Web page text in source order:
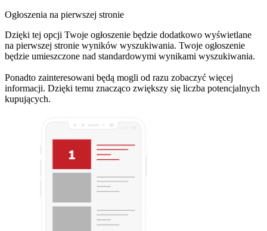
Ogłoszenia na pierwszej stronie
Dzięki tej opcji Twoje ogłoszenie będzie dodatkowo wyświetlane
na pierwszej stronie wyników wyszukiwania. Twoje ogłoszenie
będzie umieszczone nad standardowymi wynikami wyszukiwania.
Ponadto zainteresowani będą mogli od razu zobaczyć więcej
informacji. Dzięki temu znacząco zwiększy się liczba potencjalnych
kupujących.